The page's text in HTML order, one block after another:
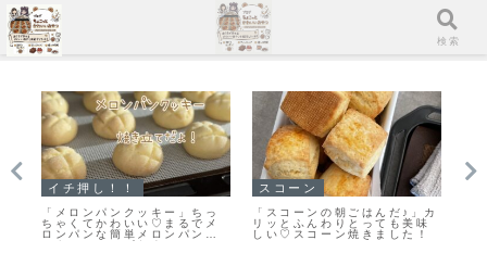
クッキー
「何枚食べていい？」うちの
大人気おやつ♡栗原はるみさ
んの塩クッキー♡今日のおや
つは塩クッキーだよ！
スコーン
「基本のスコーン」生クリー
ムを使ったさっくりふわっと
なスコーンレシピだよ！
メニュー 検索